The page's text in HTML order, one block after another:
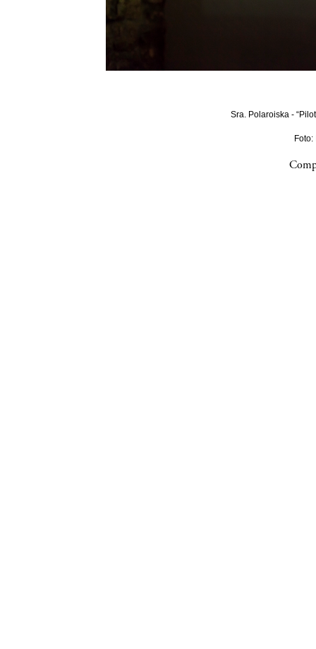
Sra. Polaroiska -